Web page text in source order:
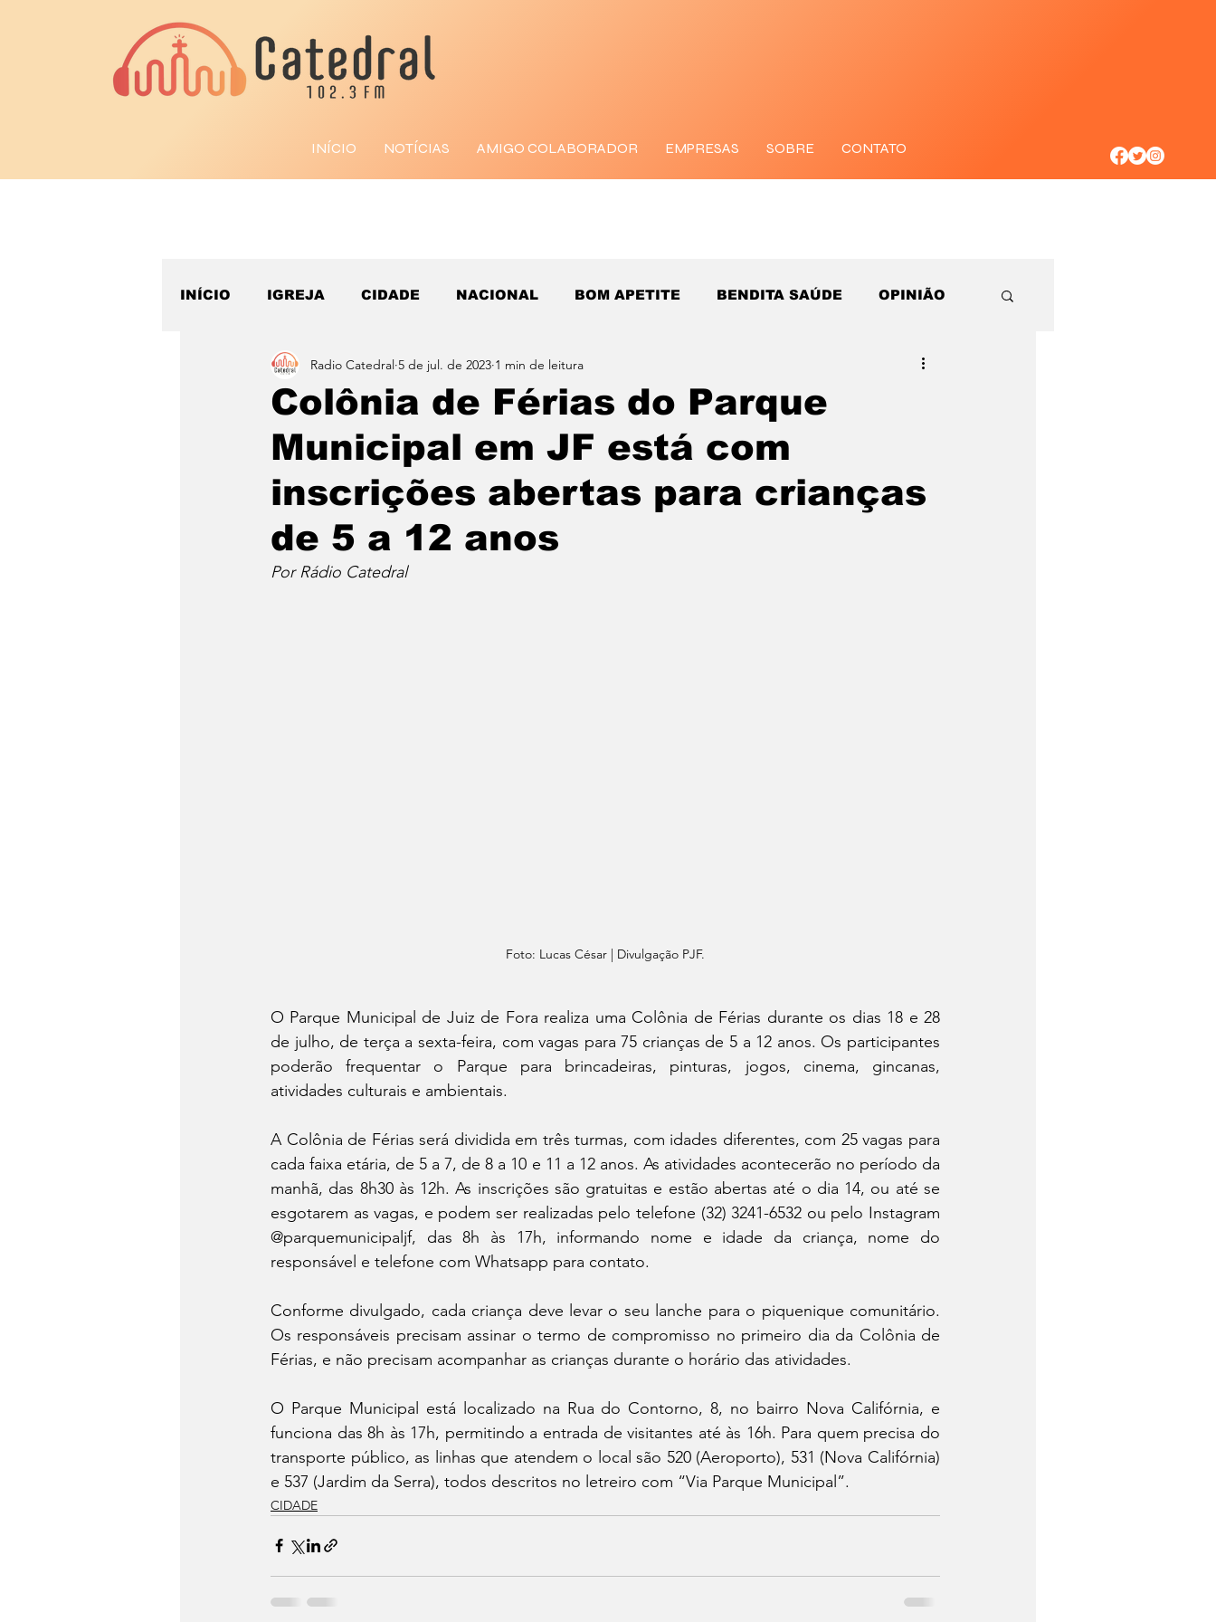
INÍCIO NOTÍCIAS AMIGO COLABORADOR EMPRESAS SOBRE CONTATO
INÍCIO IGREJA CIDADE NACIONAL BOM APETITE BENDITA SAÚDE OPINIÃO
ESPORTE
Colônia de Férias do Parque
Municipal em JF está com
inscrições abertas para crianças
de 5 a 12 anos
Radio Catedral 5 de jul. de 2023 1 min de leitura
Por Rádio Catedral
Foto: Lucas César | Divulgação PJF.
O Parque Municipal de Juiz de Fora realiza uma Colônia de Férias durante os dias 18 e 28
de julho, de terça a sexta-feira, com vagas para 75 crianças de 5 a 12 anos. Os participantes
poderão frequentar o Parque para brincadeiras, pinturas, jogos, cinema, gincanas,
atividades culturais e ambientais.
A Colônia de Férias será dividida em três turmas, com idades diferentes, com 25 vagas para
cada faixa etária, de 5 a 7, de 8 a 10 e 11 a 12 anos. As atividades acontecerão no período da
manhã, das 8h30 às 12h. As inscrições são gratuitas e estão abertas até o dia 14, ou até se
esgotarem as vagas, e podem ser realizadas pelo telefone (32) 3241-6532 ou pelo Instagram
@parquemunicipaljf, das 8h às 17h, informando nome e idade da criança, nome do
responsável e telefone com Whatsapp para contato.
Conforme divulgado, cada criança deve levar o seu lanche para o piquenique comunitário.
Os responsáveis precisam assinar o termo de compromisso no primeiro dia da Colônia de
Férias, e não precisam acompanhar as crianças durante o horário das atividades.
O Parque Municipal está localizado na Rua do Contorno, 8, no bairro Nova Califórnia, e
funciona das 8h às 17h, permitindo a entrada de visitantes até às 16h. Para quem precisa do
transporte público, as linhas que atendem o local são 520 (Aeroporto), 531 (Nova Califórnia)
e 537 (Jardim da Serra), todos descritos no letreiro com “Via Parque Municipal”.
CIDADE